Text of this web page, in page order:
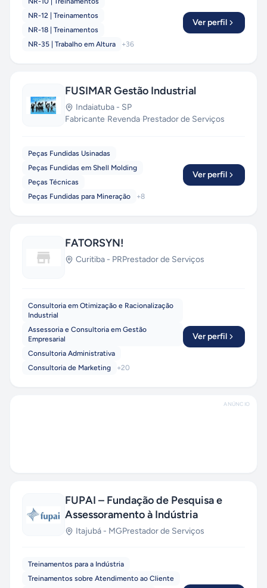
NR-12 | Treinamentos
NR-18 | Treinamentos
NR-35 | Trabalho em Altura
+36
Ver perfil
FUSIMAR Gestão Industrial
Indaiatuba - SP
Fabricante·Revenda·Prestador de Serviços
Peças Fundidas Usinadas
Peças Fundidas em Shell Molding
Peças Técnicas
Peças Fundidas para Mineração
+8
Ver perfil
FATORSYN!
Curitiba - PRPrestador de Serviços
Consultoria em Otimização e Racionalização
Industrial
Assessoria e Consultoria em Gestão
Empresarial
Consultoria Administrativa
Consultoria de Marketing
+20
Ver perfil
ANÚNCIO
FUPAI – Fundação de Pesquisa e
Assessoramento à Indústria
Itajubá - MGPrestador de Serviços
Treinamentos para a Indústria
Treinamentos sobre Atendimento ao Cliente